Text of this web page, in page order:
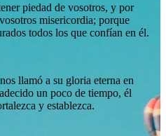
piedad de vosotros, y por
misericordia; porque
todos los que confían en él.
llamó a su gloria eterna en
un poco de tiempo, él
y establezca.